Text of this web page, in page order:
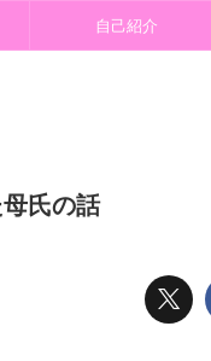
自己紹介
氏の話